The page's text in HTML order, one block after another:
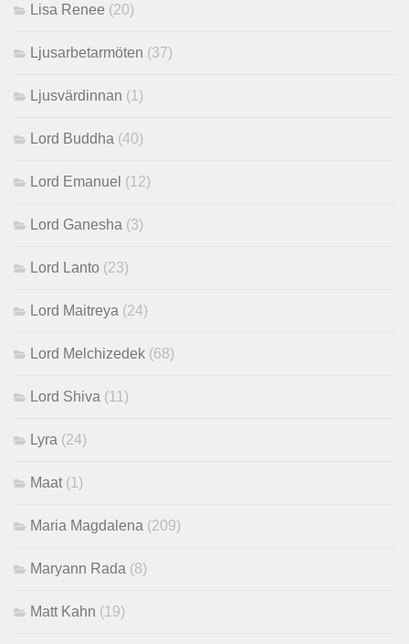
Lisa Renee (20)
Ljusarbetarmöten (37)
Ljusvärdinnan (1)
Lord Buddha (40)
Lord Emanuel (12)
Lord Ganesha (3)
Lord Lanto (23)
Lord Maitreya (24)
Lord Melchizedek (68)
Lord Shiva (11)
Lyra (24)
Maat (1)
Maria Magdalena (209)
Maryann Rada (8)
Matt Kahn (19)